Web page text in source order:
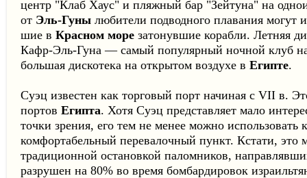
центр "Клаб Хаус" и пляжный бар "Зейтуна" на
от Эль-Гуны любители подводного плавания могут
шие в Красном море затонувшие корабли. Летняя
Кафр-Эль-Гуна — самый популярный ночной клуб
большая дискотека на открытом воздухе в Египте.
Суэц известен как торговый порт начиная с VII в.
пор­тов Египта. Хотя Суэц представляет мало
точки зрения, его тем не менее можно использовать
комфортабельный перевалочный пункт. Кстати, это
традиционной останов­кой паломников,
разрушен на 80% во вре­мя бомбардировок